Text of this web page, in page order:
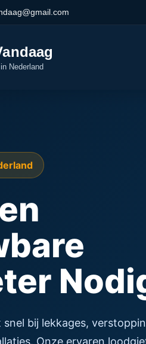
Nederland
bij lekkages,
Onze ervaren